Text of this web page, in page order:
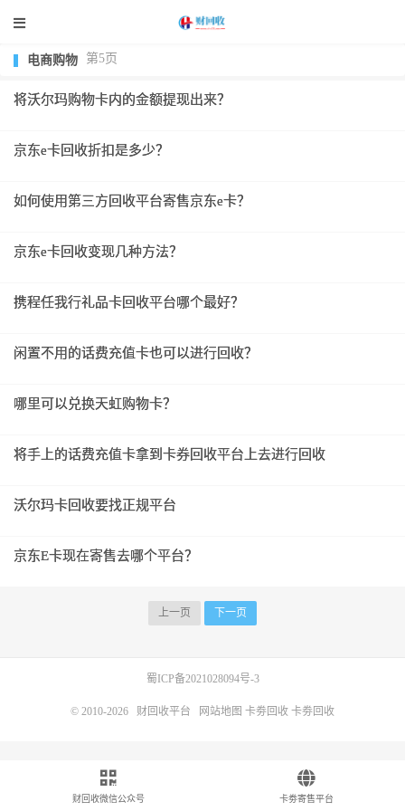
电商购物 第5页
将沃尔玛购物卡内的金额提现出来？
京东e卡回收折扣是多少？
如何使用第三方回收平台寄售京东e卡？
京东e卡回收变现几种方法？
携程任我行礼品卡回收平台哪个最好？
闲置不用的话费充值卡也可以进行回收？
哪里可以兑换天虹购物卡？
将手上的话费充值卡拿到卡券回收平台上去进行回收
沃尔玛卡回收要找正规平台
京东E卡现在寄售去哪个平台？
上一页 下一页
蜀ICP备2021028094号-3
© 2010-2026 财回收平台 网站地图 卡劵回收 卡劵回收
财回收微信公众号 卡劵寄售平台